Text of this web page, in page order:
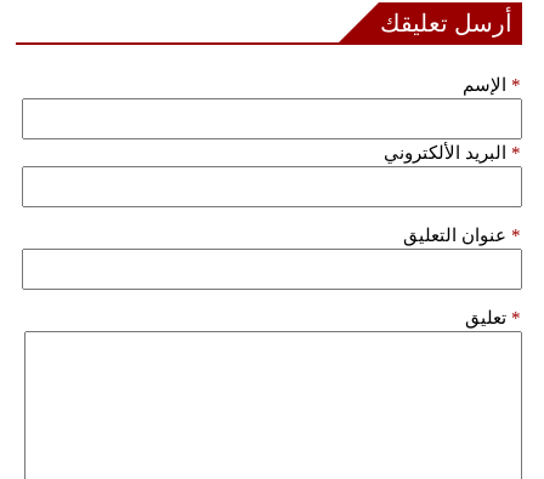
أرسل تعليقك
الإسم *
البريد الألكتروني *
عنوان التعليق *
تعليق *